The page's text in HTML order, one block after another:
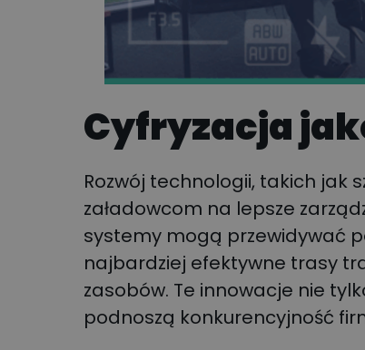
Cyfryzacja
Rozwój technologii, takich jak
załadowcom na lepsze
systemy mogą przewidywać
najbardziej efektywne trasy
zasobów. Te innowacje nie
podnoszą konkurencyjność